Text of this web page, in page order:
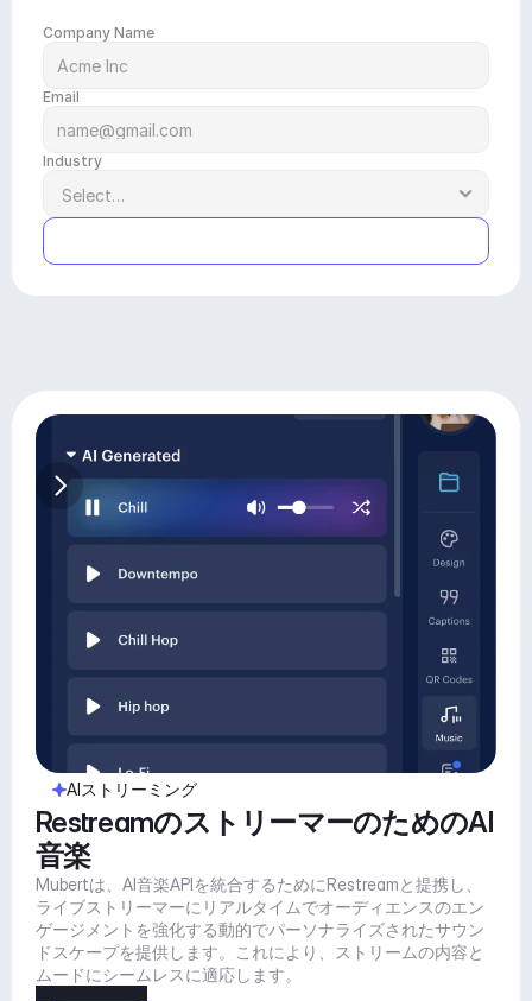
Company Name
Email
Industry
AIストリーミング
RestreamのストリーマーのためのAI
音楽
Mubertは、AI音楽APIを統合するためにRestreamと提携し、
ライブストリーマーにリアルタイムでオーディエンスのエン
ゲージメントを強化する動的でパーソナライズされたサウン
ドスケープを提供します。これにより、ストリームの内容と
ムードにシームレスに適応します。